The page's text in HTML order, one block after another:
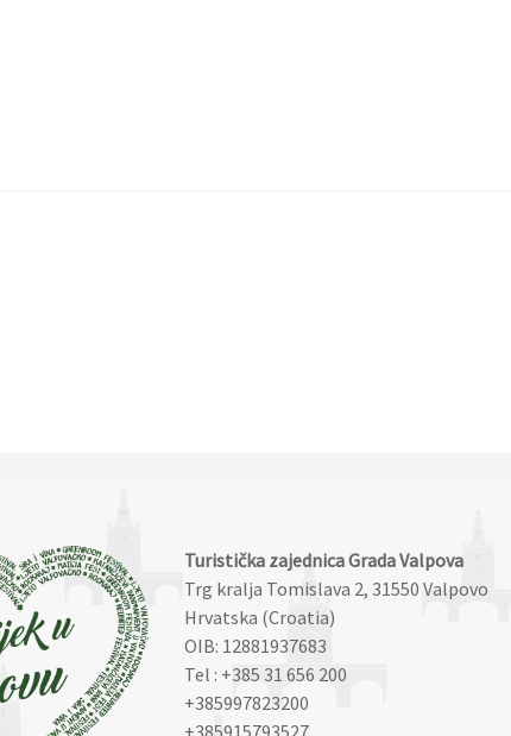
Turistička zajednica Grada Valpova
Trg kralja Tomislava 2, 31550 Valpovo
Hrvatska (Croatia)
OIB: 12881937683
Tel : +385 31 656 200
+385997823200
+385915793527